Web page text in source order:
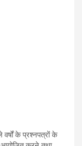
वर्षों के प्रश्नपत्रों के